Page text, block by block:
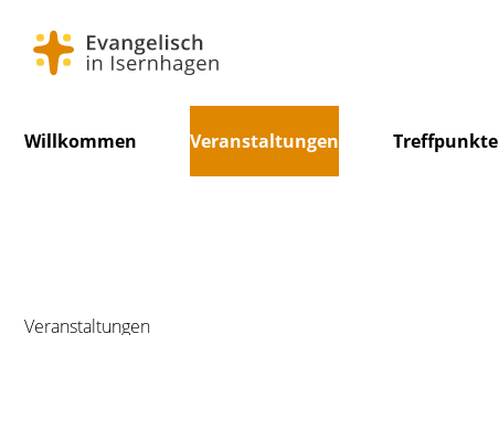
überspringen
Willkommen Veranstaltungen Treffpunkte
Veranstaltungen